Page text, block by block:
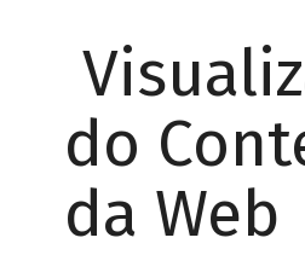
do
da Web